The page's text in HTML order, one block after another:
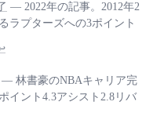
— 2022年の記事。2012年2
ラプターズへの3ポイント
— 林書豪のNBAキャリア完
イント4.3アシスト2.8リバ